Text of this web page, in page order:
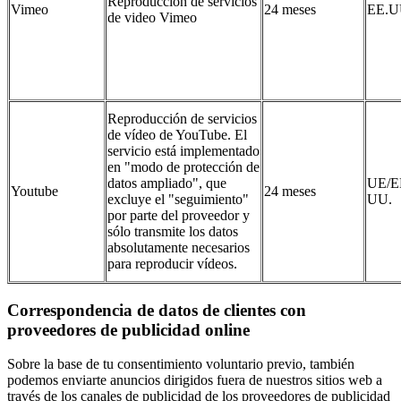
Vimeo
de video Vimeo
24 meses
Youtube
Reproducción de servicios
de vídeo de YouTube. El
servicio está implementado
en "modo de protección de
datos ampliado", que
excluye el "seguimiento"
por parte del proveedor y
sólo transmite los datos
absolutamente necesarios
para reproducir vídeos.
24 meses
UE/
UU.
Correspondencia de datos de clientes con
proveedores de publicidad online
Sobre la base de tu consentimiento voluntario previo, también
podemos enviarte anuncios dirigidos fuera de nuestros sitios web a
través de los canales de publicidad de los proveedores de publicidad